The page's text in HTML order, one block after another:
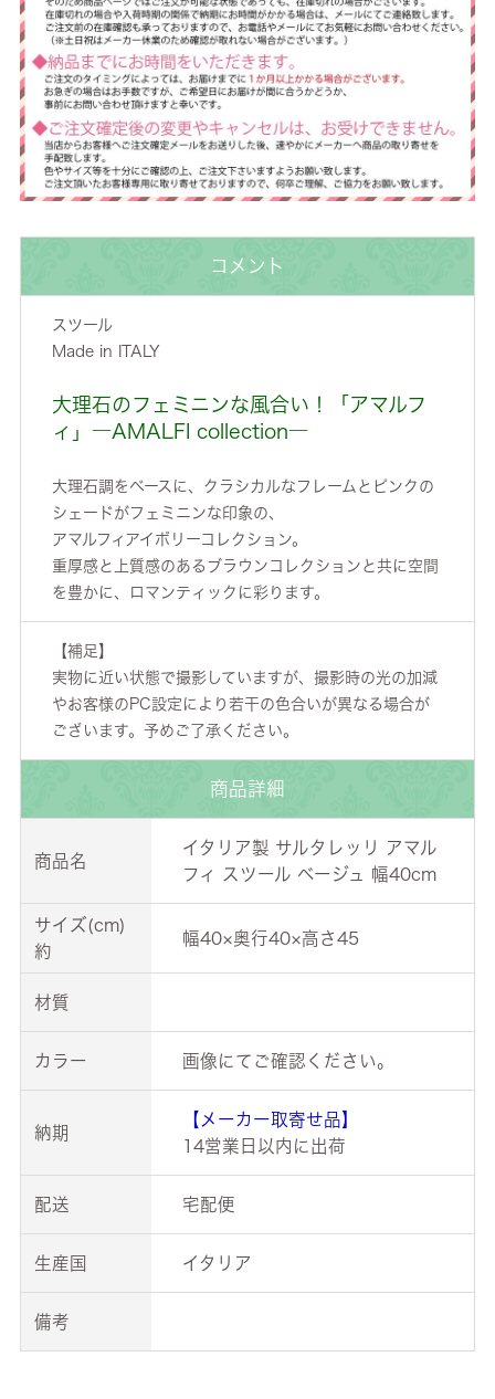
コメント
スツール
Made in ITALY
大理石のフェミニンな風合い！「アマルフ
ィ」―AMALFI collection―
大理石調をベースに、クラシカルなフレームとピンクの
シェードがフェミニンな印象の、
アマルフィアイボリーコレクション。
重厚感と上質感のあるブラウンコレクションと共に空間
を豊かに、ロマンティックに彩ります。
【補足】
実物に近い状態で撮影していますが、撮影時の光の加減
やお客様のPC設定により若干の色合いが異なる場合が
ございます。予めご了承ください。
商品詳細
商品名
イタリア製 サルタレッリ アマル
フィ スツール ベージュ 幅40cm
サイズ(cm)
約
幅40×奥行40×高さ45
材質
カラー 画像にてご確認ください。
納期
【メーカー取寄せ品】
14営業日以内に出荷
配送 宅配便
生産国 イタリア
備考